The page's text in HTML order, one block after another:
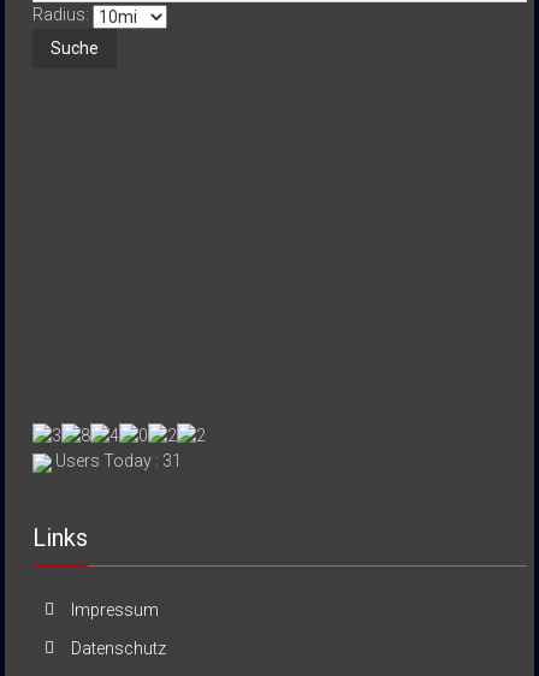
Radius:
Users Today : 31
Links
Impressum
Datenschutz